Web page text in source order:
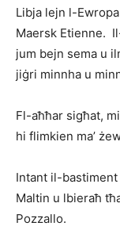
Libja lejn l-
Maersk Etienne.
jum bejn sema u
jiġri minnha u
Fl-aħħar sigħat,
hi flimkien ma’
Intant il-
Maltin u lbieraħ
Pozzallo.